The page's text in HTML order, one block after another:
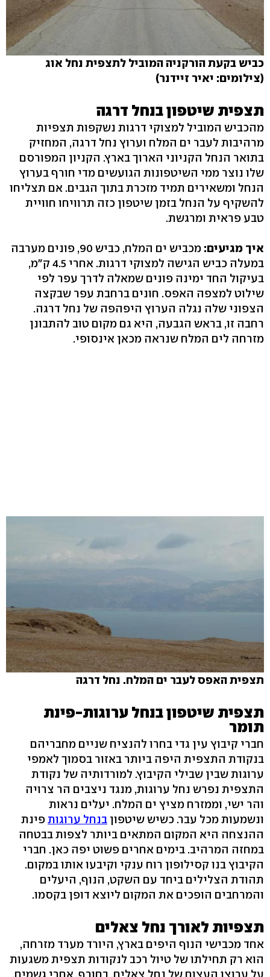
כביש בקעת הורקניה המוביל לתצפית נחל אוג
(צילומים: יאיר זיידנר)
תצפית שיטפון בנחל דרגה
מהכביש המוביל למצוקי דרגות נשקפות תצפיות
מרהיבות לעבר ים המלח וערוץ נחל דרגה, המחזיק
בתואר הנחל הקניוני הארוך בארץ. הקניון המפורסם
שלו נוצר ממי השיטפונות הגועשים מדי חורף בערוץ
הנחל ומשאירים תמיד מזכרת בתוך הגבים. אם תצליחו
להשקיף על הנחל בזמן שיטפון כזה תרוויחו חוויית
טבע פראית ומרגשת.
איך מגיעים:
מכביש ים המלח, כביש 90, פונים מערבה
במעלה כביש הגישה למצוקי דרגות. אחרי 4.5 ק"מ,
בעיקול החד ימינה פונים שמאלה לדרך עפר לפי
שילוט למצפה האפס. חונים ברחבת עפר שבקצה
הצפוני שלה נגלה הערוץ היפהפה של נחל דרגה.
רחבה זו, בראש הגבעה, היא גם מקום טוב להתבונן
מזרחה לים המלח שנראה מכאן אינסופי.
תצפית האפס לעבר ים המלח. נחל דרגה
תצפית שיטפון בנחל ערוגות-פינת
תומר
חברי קיבוץ עין גדי בחרו להנציח שניים מחבריהם
בנקודת התצפית היפה ביותר באזור בסמוך לאמפי
ערוגות שבין שבילי הקיבוץ. למורדותיה של נקודת
התצפית נפרש נחל ערוגות, מנגד ניצבים הר צרויה
והר ישי, וממזרח מציץ ים המלח. יעלים נראות
ונשמעות מכל עבר. כשיש שיטפון בנחל ערוגותפינת
ההנצחה היא המקום המתאים ביותר לצפות בבטחה
במחזה המרהיב. בימים אחרים פשוט יפה כאן. חברי
הקיבוץ בנו קסילופון רוח ענקי וקיבעו אותו במקום.
תהודת הצלילים ביחד עם השקט, הנוף, היעלים
והמרחבים הופכים את המקום ליוצא דופן בקסמו.
תצפיות לאורך נחל צאלים
אחד מכבישי הנוף היפים בארץ, היורד מערד מזרחה,
הוא רק תחילתו של טיול רכב לנקודות תצפית משגעות